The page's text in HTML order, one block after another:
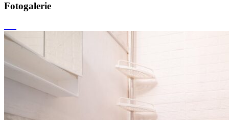
Fotogalerie